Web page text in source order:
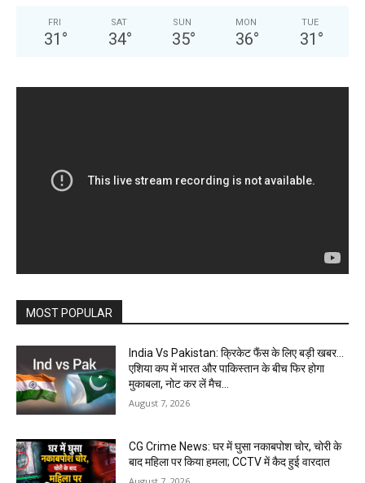
FRI
31 °
SAT
34°
SUN
35°
MON
36°
TUE
31 °
MOST POPULAR
India Vs Pakistan: क्रिकेट फैंस के लिए बड़ी खबर…
एशिया कप में भारत और पाकिस्तान के बीच फिर होगा
मुकाबला, नोट कर लें मैच...
August 7, 2026
CG Crime News: घर में घुसा नकाबपोश चोर, चोरी के
बाद महिला पर किया हमला; CCTV में कैद हुई वारदात